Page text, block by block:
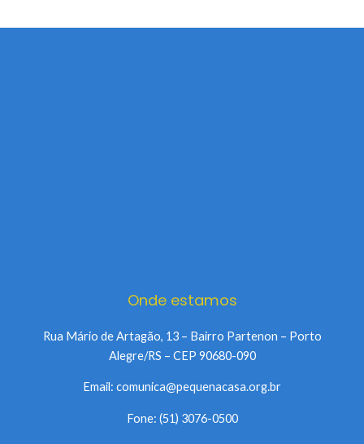
Onde estamos
Rua Mário de Artagão, 13 – Bairro Partenon – Porto
Alegre/RS – CEP 90680-090
Email: comunica@pequenacasa.org.br
Fone: (51) 3076-0500